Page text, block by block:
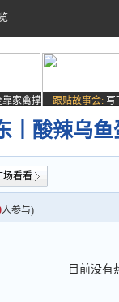
靠家禽撑
跟贴故事会: 写
丨酸辣乌
场看看
人参与)
目前没有